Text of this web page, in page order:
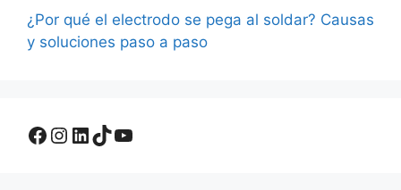
¿Por qué el electrodo se pega al soldar? Causas
y soluciones paso a paso
Facebook
Instagram
LinkedIn
TikTok
YouTube